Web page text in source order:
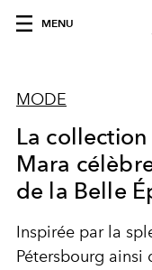
MENU
MODE
La
Mara
de la Belle
Inspirée par la
Pétersbourg ainsi